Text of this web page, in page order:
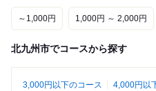
～1,000円 1,000円 ～ 2,000円
北九州市でコースから探す
3,000円以下のコース
4,000円以